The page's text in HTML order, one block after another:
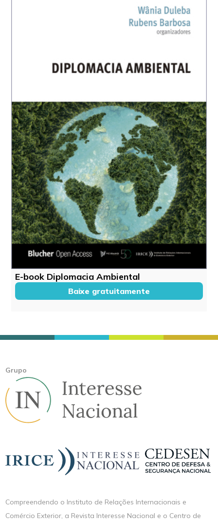
E-book Diplomacia Ambiental
Baixe gratuitamente
Grupo
Compreendendo o Instituto de Relações Internacionais e
Comércio Exterior, a Revista Interesse Nacional e o Centro de